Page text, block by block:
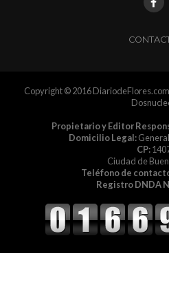
Copyright © 2016
Propietario y Editor
Domicilio Legal:
CP:
Ciudad de
Teléfono de
Registro DNDA